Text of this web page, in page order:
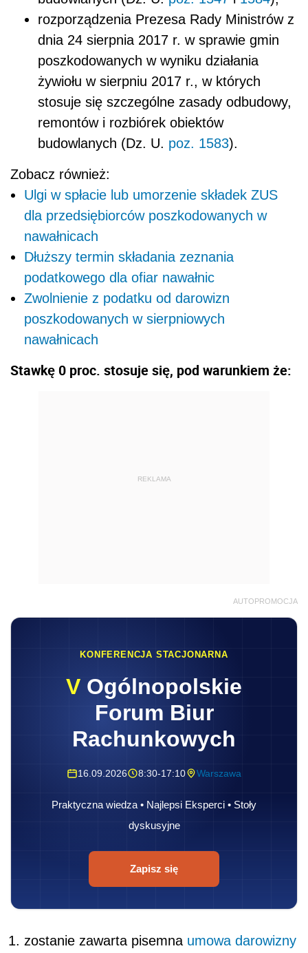
rozporządzenia Prezesa Rady Ministrów z
dnia 24 sierpnia 2017 r. w sprawie gmin
poszkodowanych w wyniku działania
żywiołu w sierpniu 2017 r., w których
stosuje się szczególne zasady odbudowy,
remontów i rozbiórek obiektów
budowlanych (Dz. U. poz. 1583).
Zobacz również:
Ulgi w spłacie lub umorzenie składek ZUS
dla przedsiębiorców poszkodowanych w
nawałnicach
Dłuższy termin składania zeznania
podatkowego dla ofiar nawałnic
Zwolnienie z podatku od darowizn
poszkodowanych w sierpniowych
nawałnicach
Stawkę 0 proc. stosuje się, pod warunkiem że:
REKLAMA
AUTOPROMOCJA
KONFERENCJA STACJONARNA
V Ogólnopolskie
Forum Biur
Rachunkowych
16.09.2026 8:30-17:10 Warszawa
Praktyczna wiedza • Najlepsi Eksperci • Stoły
dyskusyjne
Zapisz się
zostanie zawarta pisemna umowa darowizny